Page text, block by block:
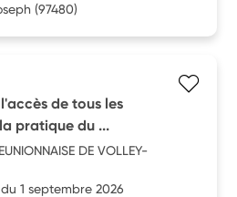
(97480)
de tous les
pratique du ...
DE VOLLEY-
1 septembre 2026